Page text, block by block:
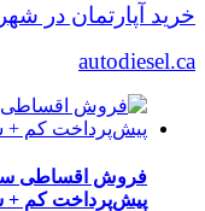
خرید آپارتمان در
autodiesel.ca
فروش اقساطی
پیش‌پرداخت کم +